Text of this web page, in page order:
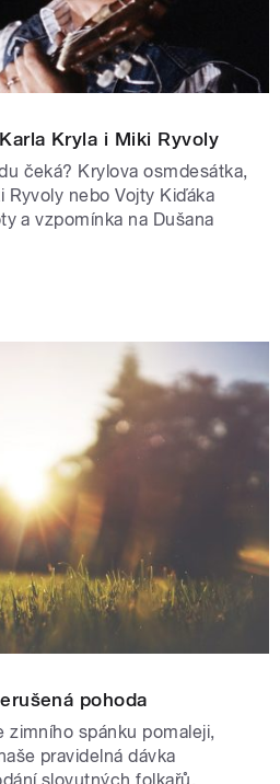
Kryla i Miki Ryvoly
čeká? Krylova osmdesátka,
nebo Vojty Kiďáka
a vzpomínka na Dušana
pohoda
zimního spánku pomaleji,
pravidelná dávka